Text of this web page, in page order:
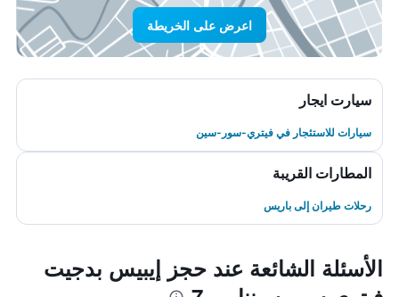
اعرض على الخريطة
سيارت ايجار
سيارات للاستئجار في فيتري-سور-سين
المطارات القريبة
رحلات طيران إلى باريس
الأسئلة الشائعة عند حجز إيبيس بدجيت